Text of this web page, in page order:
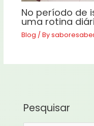
No período de
uma rotina
Blog / By
Pesquisar